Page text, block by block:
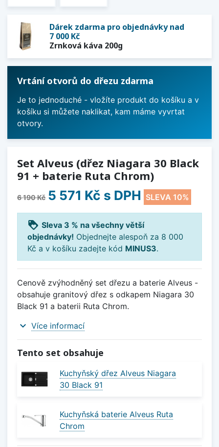
Dárek zdarma pro objednávky nad
7 000 Kč
Zrnková káva 200g
Vrtání otvorů do dřezu zdarma
Je to jednoduché - vložíte produkt do košíku a v
košíku si můžete naklikat, kam máme vyvrtat
otvory.
Set Alveus (dřez Niagara 30 Black
91 + baterie Ruta Chrom)
6 190 Kč 5 571 Kč s DPH SLEVA 10%
loyalty Sleva 3 % na všechny větší
objednávky! Objednejte alespoň za 8 000
Kč a v košíku zadejte kód MINUS3.
Cenově zvýhodněný set dřezu a baterie Alveus -
obsahuje granitový dřez s odkapem Niagara 30
Black 91 a baterii Ruta Chrom.
expand_more Více informací
Tento set obsahuje
Kuchyňský dřez Alveus Niagara
30 Black 91
Kuchyňská baterie Alveus Ruta
Chrom